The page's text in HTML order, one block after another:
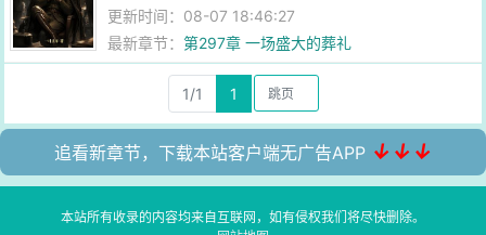
更新时间：08-07 18:46:27
最新章节：第297章 一场盛大的葬礼
1/1 1
追看新章节，下载本站客户端无广告APP ↓↓↓
本站所有收录的内容均来自互联网，如有侵权我们将尽快删除。